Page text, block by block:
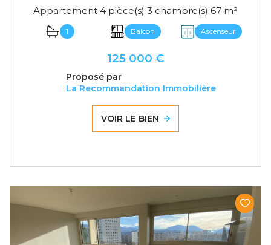
Appartement 4 pièce(s) 3 chambre(s) 67 m²
1 Balcon Ascenseur
125 000 €
Proposé par
La Recommandation Immobilière
VOIR LE BIEN